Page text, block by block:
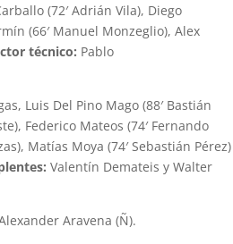
(72′ Adrián Vila), Diego
(66′ Manuel Monzeglio), Alex
técnico: Pablo
Luis Del Pino Mago (88′ Bastián
Federico Mateos (74′ Fernando
Matías Moya (74′ Sebastián Pérez)
Valentín Demateis y Walter
Aravena (Ñ).